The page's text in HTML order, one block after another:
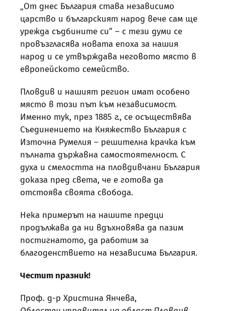
„От днес България става независимо
царство и българският народ вече сам ще
урежда съдбините си“ – с тези думи се
провъзгласява новата епоха за нашия
народ и се утвърждава неговото място в
европейското семейство.
Пловдив и нашият регион имат особено
място в този път към независимост.
Именно тук, през 1885 г., се осъществява
Съединението на Княжество България с
Източна Румелия – решителна крачка към
пълната държавна самостоятелност. С
духа и смелостта на пловдивчани България
доказа пред света, че е готова да
отстоява своята свобода.
Нека примерът на нашите предци
продължава да ни вдъхновява да пазим
постигнатото, да работим за
благоденствието на независима България.
Честит празник!
Проф. д-р Христина Янчева,